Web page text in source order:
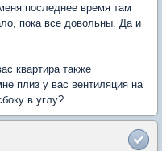
последнее время там
пока все довольны. Да и
квартира также
плиз у вас вентиляция на
в углу?